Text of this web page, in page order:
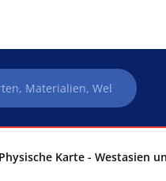
Karte - Westasien